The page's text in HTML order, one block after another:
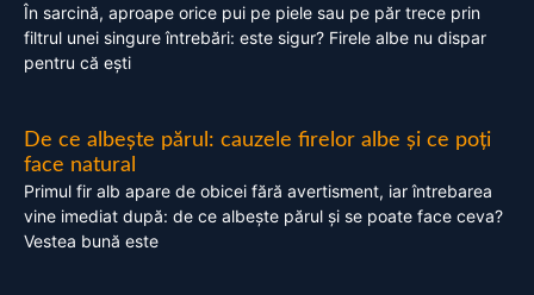
În sarcină, aproape orice pui pe piele sau pe păr trece prin
filtrul unei singure întrebări: este sigur? Firele albe nu dispar
pentru că ești
De ce albește părul: cauzele firelor albe și ce poți
face natural
Primul fir alb apare de obicei fără avertisment, iar întrebarea
vine imediat după: de ce albește părul și se poate face ceva?
Vestea bună este